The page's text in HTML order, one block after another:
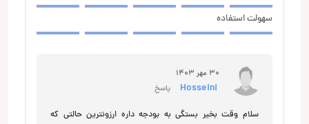
سهولت استفاده
30 مهر 1403
پاسخ
سلام وقت بخیر بستگی به بودجه داره ارزونترین حالتی که